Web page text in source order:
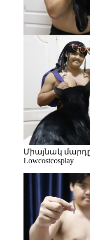
Միայնակ
Lowcostcosplay